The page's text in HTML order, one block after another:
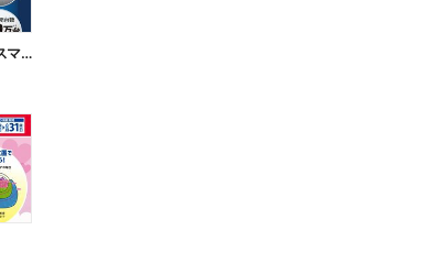
歯間スッキリ!水みがき オーラルスマイル